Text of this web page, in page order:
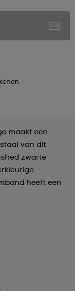
maakt een
van dit
zwarte
heeft een